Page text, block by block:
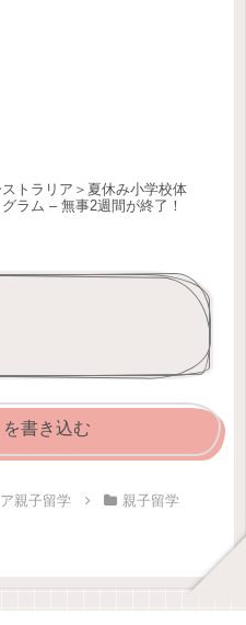
ストラリア＞夏休み小学校体
ラム – 無事2週間が終了！
書き込む
親子留学
親子留学